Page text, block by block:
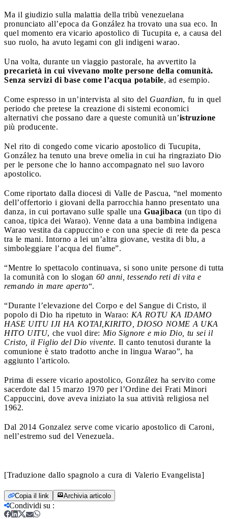
Ma il giudizio sulla malattia della tribù venezuelana
pronunciato all’epoca da González ha trovato una sua eco. In
quel momento era vicario apostolico di Tucupita e, a causa del
suo ruolo, ha avuto legami con gli indigeni warao.
Una volta, durante un viaggio pastorale, ha avvertito la
precarietà in cui vivevano molte persone della comunità.
Senza servizi di base come l’acqua potabile, ad esempio.
Come espresso in un’intervista al sito del Guardian, fu in quel
periodo che pretese la creazione di sistemi economici
alternativi che possano dare a queste comunità un’istruzione
più producente.
Nel rito di congedo come vicario apostolico di Tucupita,
González ha tenuto una breve omelia in cui ha ringraziato Dio
per le persone che lo hanno accompagnato nel suo lavoro
apostolico.
Come riportato dalla diocesi di Valle de Pascua, “nel momento
dell’offertorio i giovani della parrocchia hanno presentato una
danza, in cui portavano sulle spalle una Guajibaca (un tipo di
canoa, tipica dei Warao). Venne data a una bambina indigena
Warao vestita da cappuccino e con una specie di rete da pesca
tra le mani. Intorno a lei un’altra giovane, vestita di blu, a
simboleggiare l’acqua del fiume”.
“Mentre lo spettacolo continuava, si sono unite persone di tutta
la comunità con lo slogan 60 anni, tessendo reti di vita e
remando in mare aperto“.
“Durante l’elevazione del Corpo e del Sangue di Cristo, il
popolo di Dio ha ripetuto in Warao: KA ROTU KA IDAMO
HASE UITU IJI HA KOTAI,KIRITO, DIOSO NOME A UKA
HITO UITU, che vuol dire: Mio Signore e mio Dio, tu sei il
Cristo, il Figlio del Dio vivente. Il canto tenutosi durante la
comunione è stato tradotto anche in lingua Warao”, ha
aggiunto l’articolo.
Prima di essere vicario apostolico, González ha servito come
sacerdote dal 15 marzo 1970 per l’Ordine dei Frati Minori
Cappuccini, dove aveva iniziato la sua attività religiosa nel
1962.
Dal 2014 Gonzalez serve come vicario apostolico di Caroni,
nell’estremo sud del Venezuela.
[Traduzione dallo spagnolo a cura di Valerio Evangelista]
Copia il link Archivia articolo
Condividi su :